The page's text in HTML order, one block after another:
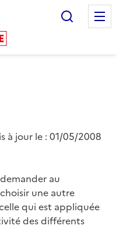
à jour le : 01/05/2008
au
une autre
qui est appliquée
des différents